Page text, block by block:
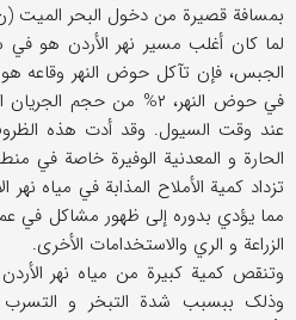
بمسافة قصیرة من دخول البحر
لما کان أغلب مسیر نهر الأردن هو
الجبس، فإن تآکل حوض النهر وقاعه هو
عند وقت السیول. وقد أدت هذه
الحارة و المعدنیة الوفیرة خاصة في
مما یؤدي بدوره إلی ظهور مشاکل في
الزراعة و الري والاستخدامات الأخری.
وتنقص کمیة کبیرة من میاه نهر
وذلک ببسبب شدة التبخر و التسرب